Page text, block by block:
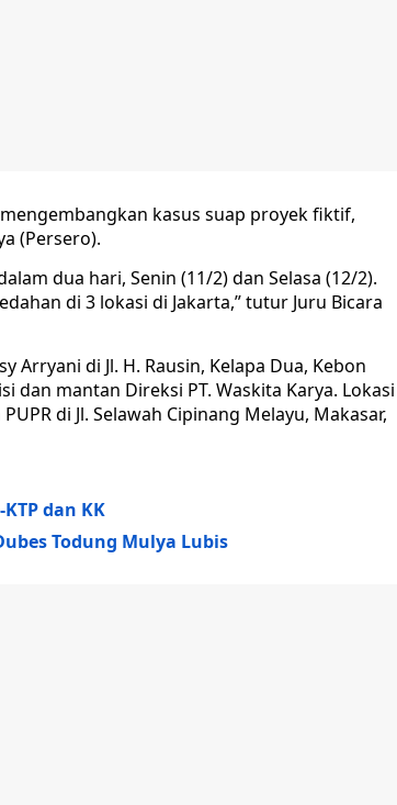
mengembangkan kasus suap proyek fiktif,
(Persero).
dua hari, Senin (11/2) dan Selasa (12/2).
di 3 lokasi di Jakarta,” tutur Juru Bicara
Arryani di Jl. H. Rausin, Kelapa Dua, Kebon
dan mantan Direksi PT. Waskita Karya. Lokasi
di Jl. Selawah Cipinang Melayu, Makasar,
dan KK
Todung Mulya Lubis